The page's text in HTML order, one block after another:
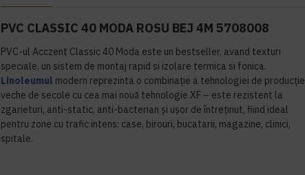
PVC CLASSIC 40 MODA ROSU BEJ 4M 5708008
PVC-ul Acczent Classic 40 Moda este un bestseller, avand texturi
speciale, un sistem de montaj rapid si izolare termica si fonica.
Linoleumul modern reprezinta o combinaţie a tehnologiei de producţie
veche de secole cu cea mai nouă tehnologie XF – este rezistent la
zgarieturi, anti-static, anti-bacterian şi uşor de întreţinut, fiind ideal
pentru zone cu trafic intens: case, birouri, bucatarii, magazine, clinici,
spitale.